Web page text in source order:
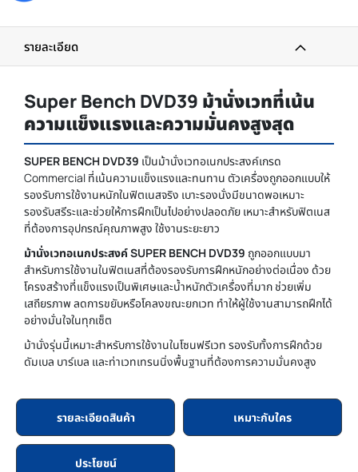
รายละเอียด
Super Bench DVD39 ม้านั่งเวทที่เน้น
ความแข็งแรงและความมั่นคงสูงสุด
SUPER BENCH DVD39 เป็นม้านั่งเวทอเนกประสงค์เกรด
Commercial ที่เน้นความแข็งแรงและทนทาน ตัวเครื่องถูกออกแบบให้
รองรับการใช้งานหนักในฟิตเนสจริง เบาะรองนั่งมีขนาดพอเหมาะ
รองรับสรีระและช่วยให้การฝึกเป็นไปอย่างปลอดภัย เหมาะสำหรับฟิตเนส
ที่ต้องการอุปกรณ์คุณภาพสูง ใช้งานระยะยาว
ม้านั่งเวทอเนกประสงค์ SUPER BENCH DVD39 ถูกออกแบบมา
สำหรับการใช้งานในฟิตเนสที่ต้องรองรับการฝึกหนักอย่างต่อเนื่อง ด้วย
โครงสร้างที่แข็งแรงเป็นพิเศษและน้ำหนักตัวเครื่องที่มาก ช่วยเพิ่ม
เสถียรภาพ ลดการขยับหรือโคลงขณะยกเวท ทำให้ผู้ใช้งานสามารถฝึกได้
อย่างมั่นใจในทุกเซ็ต
ม้านั่งรุ่นนี้เหมาะสำหรับการใช้งานในโซนฟรีเวท รองรับทั้งการฝึกด้วย
ดัมเบล บาร์เบล และท่าเวทเทรนนิ่งพื้นฐานที่ต้องการความมั่นคงสูง
รายละเอียดสินค้า เหมาะกับใคร
ประโยชน์